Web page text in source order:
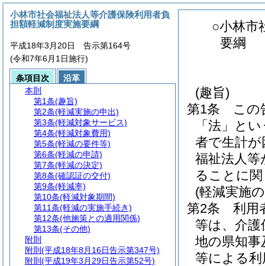
○小林市
要綱
(趣旨)
第1条
この
「法」と
者で生計
福祉法人
ることに
(軽減実施
第2条
利用
等は、介
地の県知
等による利
小林市社会福祉法人等介護保険利用者負
担額軽減制度実施要綱
平成18年3月20日 告示第164号
(令和7年6月1日施行)
条項目次
沿革
本則
第1条(趣旨)
第2条(軽減実施の申出)
第3条(軽減対象サービス)
第4条(軽減対象費用)
第5条(軽減の要件等)
第6条(軽減の申請)
第7条(軽減の決定)
第8条(確認証の交付)
第9条(軽減率)
第10条(軽減対象期間)
第11条(軽減の実施手続き)
第12条(他施策との適用関係)
第13条(その他)
附則
附則 (平成18年8月16日告示第347号)
附則 (平成19年3月29日告示第52号)